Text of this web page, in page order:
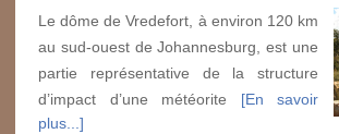
Le dôme de Vredefort, à environ 120 km
au sud-ouest de Johannesburg, est une
partie représentative de la structure
d’impact d’une météorite [En savoir
plus...]